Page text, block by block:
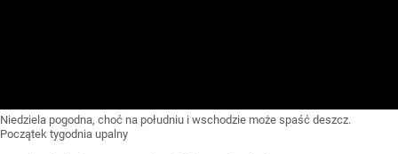
Niedziela pogodna, choć na południu i wschodzie może spaść deszcz.
Początek tygodnia upalny